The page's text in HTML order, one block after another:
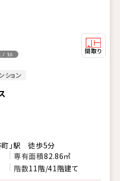
ション
/ 16
町」駅 徒歩5分
専有面積82.86㎡
階数11階/41階建て